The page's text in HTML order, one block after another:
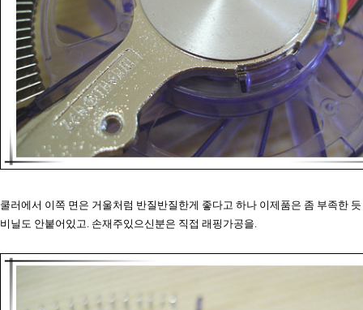
쿨러에서 이쪽 면은 거울처럼 반질반질한게 좋다고 하나 이제품은 좀 부족한
비닐도 안붙어있고. 손재주있으신분은 직접 래핑가공을.